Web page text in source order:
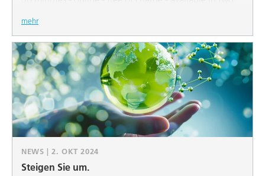
mehr
NEWS | 2. OKT 2024
Steigen Sie um.